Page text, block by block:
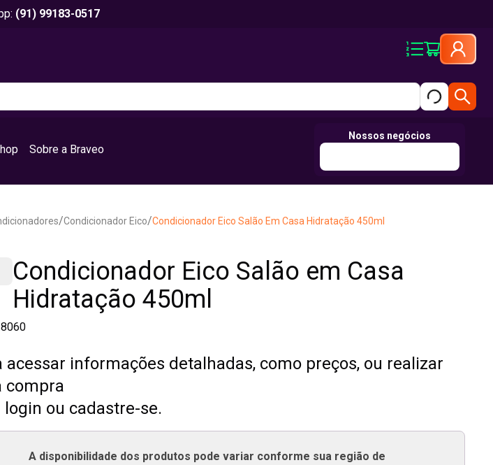
(91) 99183-0517
Sobre a Braveo
Nossos negócios
/Condicionador Eico/Condicionador Eico Salão Em Casa Hidratação 450ml
Condicionador Eico Salão em Casa
Hidratação 450ml
acessar informações detalhadas, como preços, ou realizar
compra
login ou cadastre-se.
A disponibilidade dos produtos pode variar conforme sua região de